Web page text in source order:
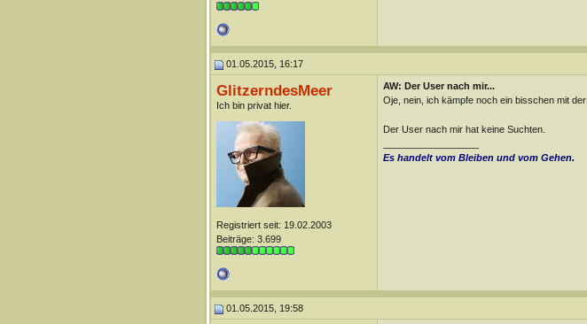
01.05.2015, 16:17
GlitzerndesMeer
Ich bin privat hier.
Registriert seit: 19.02.2003
Beiträge: 3.699
AW: Der User nach mir...
Oje, nein, ich kämpfe noch ein bisschen mit der
Der User nach mir hat keine Suchten.
Es handelt vom Bleiben und vom Gehen.
01.05.2015, 19:58